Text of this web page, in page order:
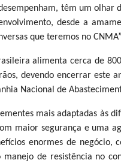
têm um olhar
desde a
que teremos no
alimenta cerca de
devendo encerrar este
Nacional de
mais adaptadas às
maior segurança e uma
enormes de negócio,
de resistência no